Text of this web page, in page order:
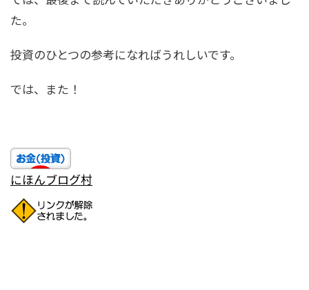
た。
投資のひとつの参考になればうれしいです。
では、また！
にほんブログ村